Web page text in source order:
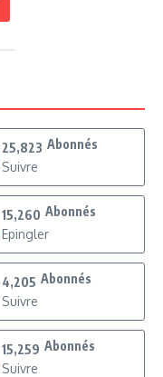
25,823 Abonnés
Suivre
15,260 Abonnés
Epingler
4,205 Abonnés
Suivre
15,259 Abonnés
Suivre